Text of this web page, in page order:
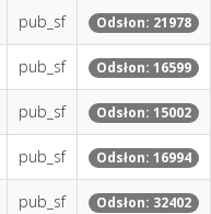
pub_sf Odsłon: 21978
pub_sf Odsłon: 16599
pub_sf Odsłon: 15002
pub_sf Odsłon: 16994
pub_sf Odsłon: 32402